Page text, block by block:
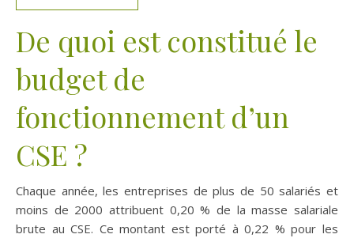
De quoi est constitué le
budget de
fonctionnement d’un
CSE ?
Chaque année, les entreprises de plus de 50 salariés et
moins de 2000 attribuent 0,20 % de la masse salariale
brute au CSE. Ce montant est porté à 0,22 % pour les